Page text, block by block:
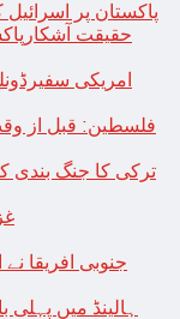
پاکستان پر
حقیقت
امریکی
فلسطین: قبل از
ترکی کا جنگ بندی
جنوبی افریقا
ہالینڈ میں